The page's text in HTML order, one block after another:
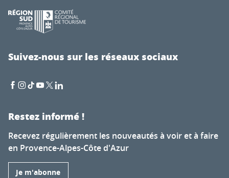
Suivez-nous sur les réseaux sociaux
Restez informé !
Recevez régulièrement les nouveautés à voir et à faire
en Provence-Alpes-Côte d'Azur
Je m'abonne